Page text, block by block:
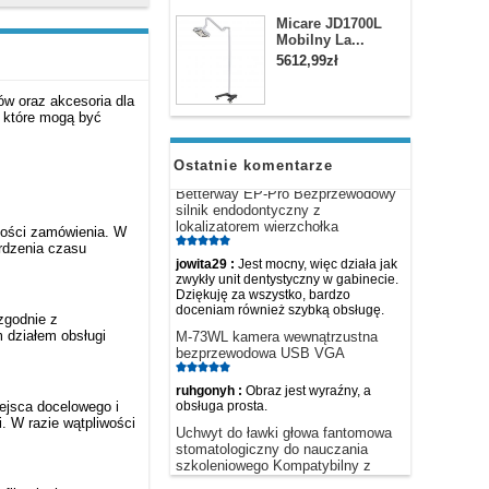
Micare JD1700L
Mobilny La...
5612,99zł
Ostatnie komentarze
1.5KW 1000℃ Piec muflowy do
wosku dentystycznego
wysokotemperaturowy piec do
e.przeworska :Dzień dobry. Proszę o
spopielania próbek żywności.
Betterway EP-Pro Bezprzewodowy
lokalizatorem wierzchołka
jowita29 :
zwykły unit dentystyczny w gabinecie.
Dziękuję za wszystko, bardzo
doceniam również szybką obsługę.
M-73WL kamera wewnątrzustna
bezprzewodowa USB VGA
ruhgonyh :
obsługa prosta.
Uchwyt do ławki głowa fantomowa
stomatologiczny do nauczania
szkoleniowego Kompatybilny z
Nissin Kilgore regulacja 360 stopni
oraz akcesoria dla
mogą być
zamówienia. W
czasu
z
obsługi
docelowego i
W razie wątpliwości